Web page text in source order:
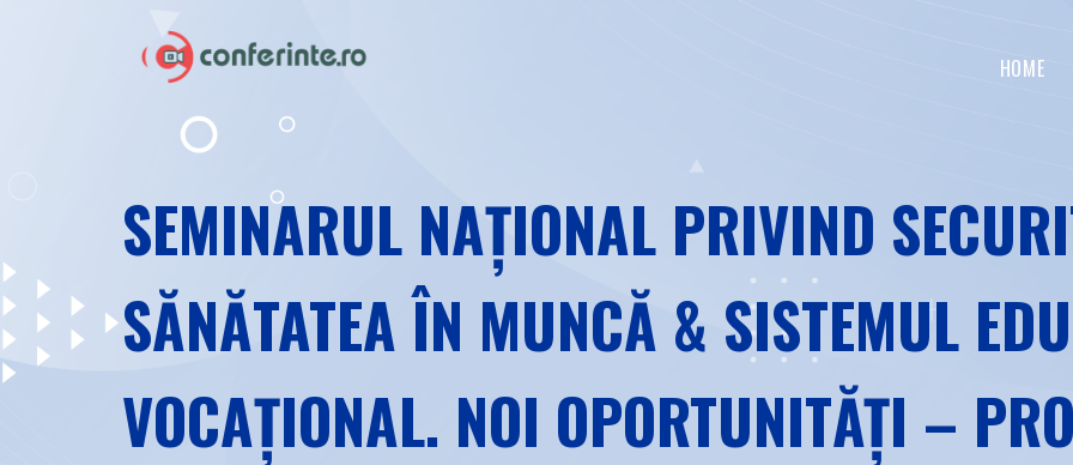
SEMINARUL NAȚIONAL PRIVIND
SĂNĂTATEA ÎN MUNCĂ & SISTEMUL
VOCAȚIONAL. NOI OPORTUNITĂȚI –
HOME